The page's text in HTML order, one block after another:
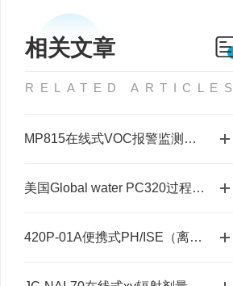
相关文章
RELATED ARTICLES
MP815在线式VOC报警监测仪量程0.05-5000ppm
美国Global water PC320过程控制器标准配置有哪些
420P-01A便携式PH/ISE（离子）水质检测仪